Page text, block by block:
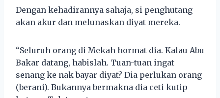
Dengan kehadirannya sahaja, si penghutang
akan akur dan melunaskan diyat mereka.
“Seluruh orang di Mekah hormat dia. Kalau Abu
Bakar datang, habislah. Tuan-tuan ingat
senang ke nak bayar diyat? Dia perlukan orang
(berani). Bukannya bermakna dia ceti kutip